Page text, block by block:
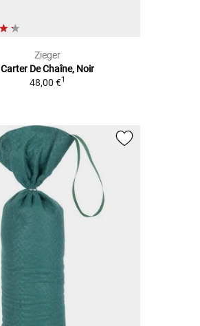
Zieger
Carter De Chaîne, Noir
48,00 €1